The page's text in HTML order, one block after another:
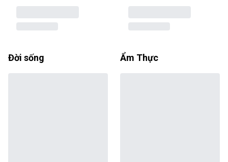
Đời sống Ẩm Thực